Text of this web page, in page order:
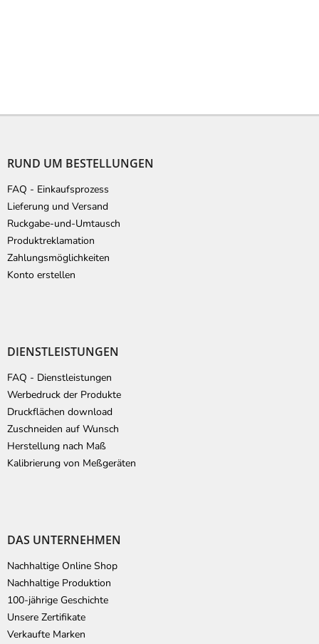
RUND UM BESTELLUNGEN
FAQ - Einkaufsprozess
Lieferung und Versand
Ruckgabe-und-Umtausch
Produktreklamation
Zahlungsmöglichkeiten
Konto erstellen
DIENSTLEISTUNGEN
FAQ - Dienstleistungen
Werbedruck der Produkte
Druckflächen download
Zuschneiden auf Wunsch
Herstellung nach Maß
Kalibrierung von Meßgeräten
DAS UNTERNEHMEN
Nachhaltige Online Shop
Nachhaltige Produktion
100-jährige Geschichte
Unsere Zertifikate
Verkaufte Marken